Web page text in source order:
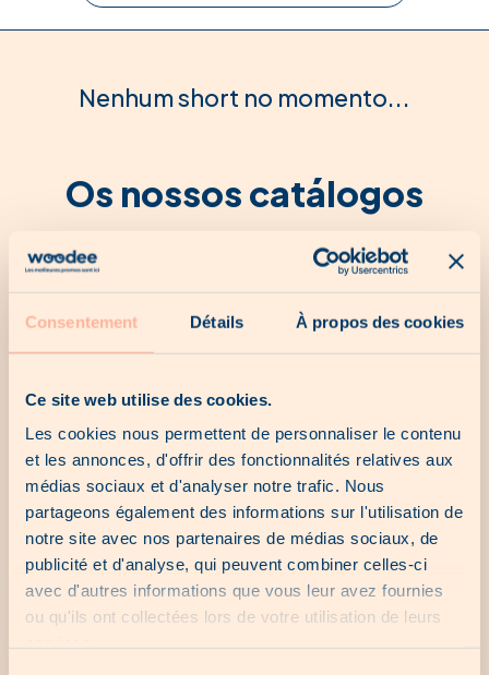
Consentement Détails À propos des cookies
Ce site web utilise des cookies.
Les cookies nous permettent de personnaliser le contenu
et les annonces, d'offrir des fonctionnalités relatives aux
médias sociaux et d'analyser notre trafic. Nous
partageons également des informations sur l'utilisation de
notre site avec nos partenaires de médias sociaux, de
publicité et d'analyse, qui peuvent combiner celles-ci
avec d'autres informations que vous leur avez fournies
ou qu'ils ont collectées lors de votre utilisation de leurs
Nenhum short no momento...
Os nossos catálogos
Nenhum catálogo no momento...
As nossas últimas
oportunidades
Nenhuma última chance no momento...
As nossas ofertas locais